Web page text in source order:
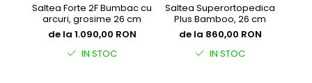
Saltea Forte 2F Bumbac cu
arcuri, grosime 26 cm
de la 1.090,00 RON
IN STOC
Saltea Superortopedica
Plus Bamboo, 26 cm
de la 860,00 RON
IN STOC